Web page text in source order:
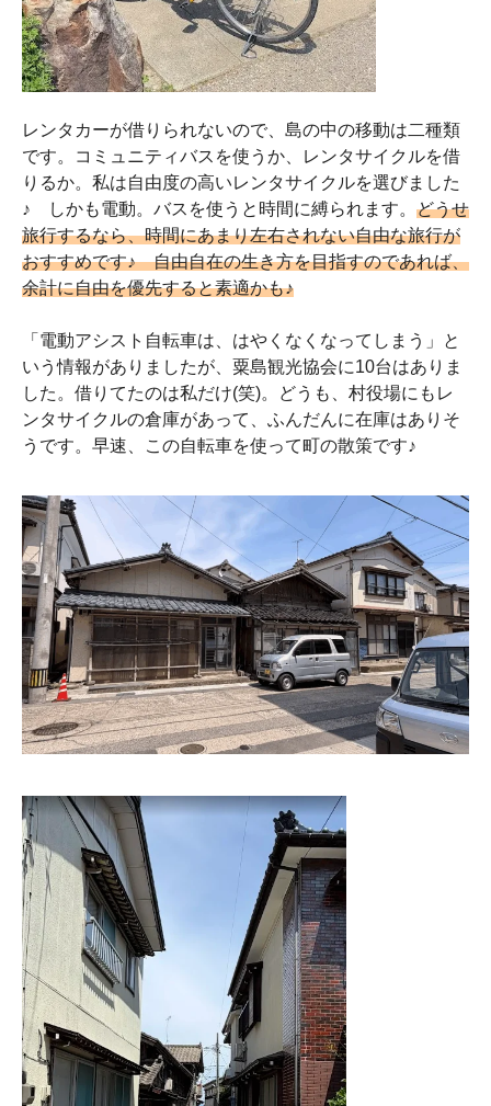
レンタカーが借りられないので、島の中の移動は二種類
です。コミュニティバスを使うか、レンタサイクルを借
りるか。私は自由度の高いレンタサイクルを選びました
♪ しかも電動。バスを使うと時間に縛られます。 どうせ
旅行するなら、時間にあまり左右されない自由な旅行が
おすすめです♪ 自由自在の生き方を目指すのであれば、
余計に自由を優先すると素適かも♪
「電動アシスト自転車は、はやくなくなってしまう」と
いう情報がありましたが、粟島観光協会に10台はありま
した。借りてたのは私だけ(笑)。どうも、村役場にもレ
ンタサイクルの倉庫があって、ふんだんに在庫はありそ
うです。早速、この自転車を使って町の散策です♪